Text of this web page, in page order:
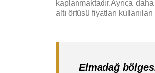
kaplanmaktadır.Ayrıca
altı örtüsü fiyatları
Elmadağ